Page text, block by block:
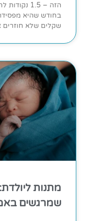
שקלים שלא חוזרים
מתנות
שמרגשים